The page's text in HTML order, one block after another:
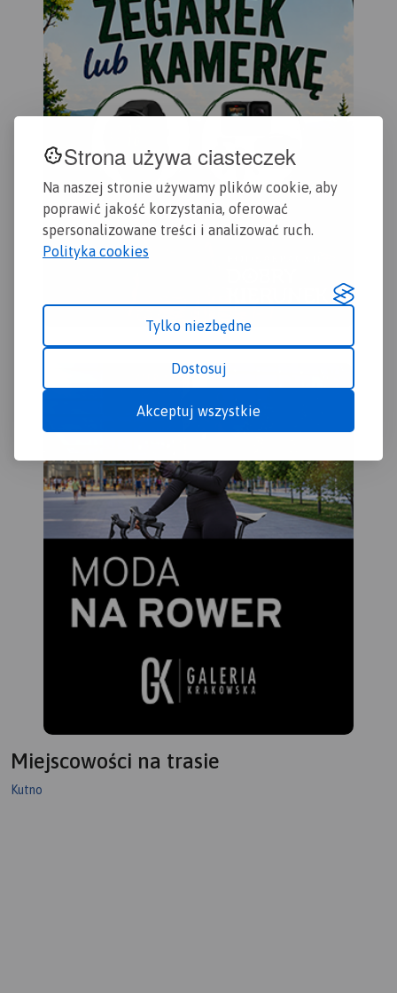
Strona używa ciasteczek
Na naszej stronie używamy plików cookie, aby
poprawić jakość korzystania, oferować
spersonalizowane treści i analizować ruch.
Polityka cookies
Tylko niezbędne
Dostosuj
Akceptuj wszystkie
odwiedzenia.
Miejscowości na trasie
Kutno